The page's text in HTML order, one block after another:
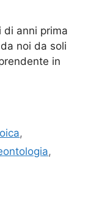
di anni prima
noi da soli
in
,
,